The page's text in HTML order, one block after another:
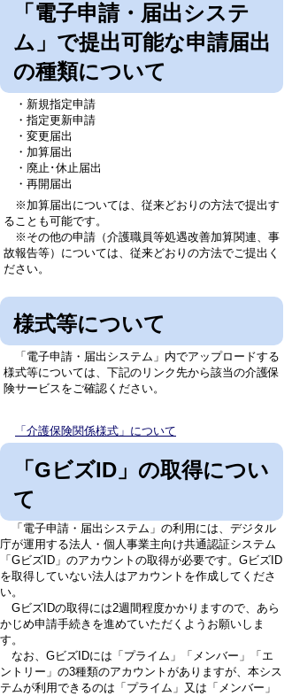
「電子申請・届出システ
ム」で提出可能な申請届出
の種類について
・新規指定申請
・指定更新申請
・変更届出
・加算届出
・廃止･休止届出
・再開届出
※加算届出については、従来どおりの方法で提出す
ることも可能です。
※その他の申請（介護職員等処遇改善加算関連、事
故報告等）については、従来どおりの方法でご提出く
ださい。
様式等について
「電子申請・届出システム」内でアップロードする
様式等については、下記のリンク先から該当の介護保
険サービスをご確認ください。
「介護保険関係様式」について
「GビズID」の取得につい
て
「電子申請・届出システム」の利用には、デジタル
庁が運用する法人・個人事業主向け共通認証システム
「GビズID」のアカウントの取得が必要です。GビズID
を取得していない法人はアカウントを作成してくださ
い。
GビズIDの取得には2週間程度かかりますので、あら
かじめ申請手続きを進めていただくようお願いしま
す。
なお、GビズIDには「プライム」「メンバー」「エ
ントリー」の3種類のアカウントがありますが、本シス
テムが利用できるのは「プライム」又は「メンバー」